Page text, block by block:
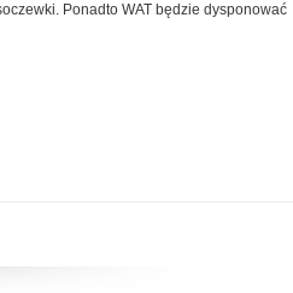
Ponadto WAT będzie dysponować